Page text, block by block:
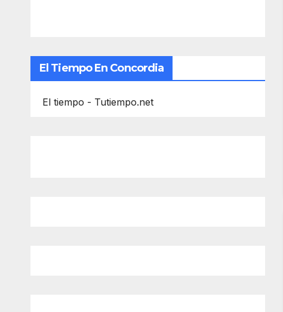
El Tiempo En Concordia
El tiempo - Tutiempo.net